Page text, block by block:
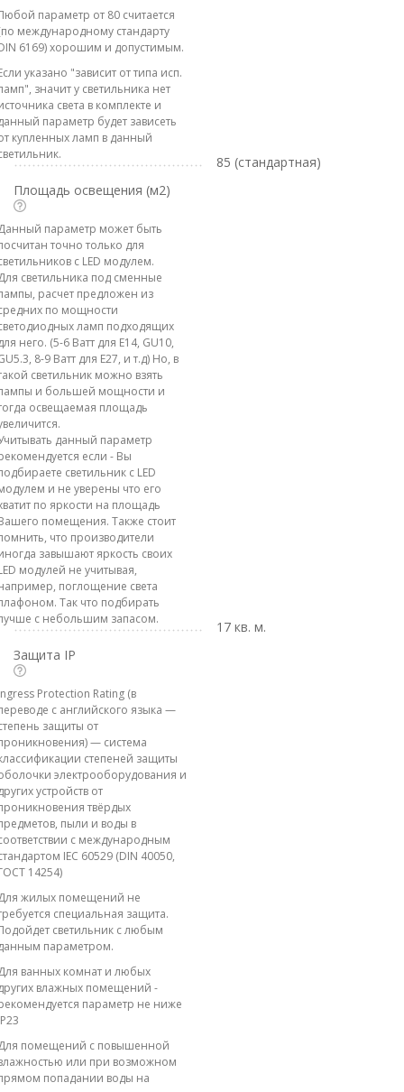
параметр от 80 считается
международному стандарту
6169) хорошим и допустимым.
указано "зависит от типа исп.
значит у светильника нет
света в комплекте и
параметр будет зависеть
купленных ламп в данный
85 (стандартная)
Площадь освещения (м2)
параметр может быть
точно только для
с LED модулем.
светильника под сменные
расчет предложен из
по мощности
ламп подходящих
него. (5-6 Ватт для E14, GU10,
8-9 Ватт для E27, и т.д) Но, в
светильник можно взять
и большей мощности и
освещаемая площадь
данный параметр
если - Вы
светильник с LED
и не уверены что его
по яркости на площадь
помещения. Также стоит
что производители
завышают яркость своих
модулей не учитывая,
поглощение света
Так что подбирать
с небольшим запасом.
17 кв. м.
Защита IP
Protection Rating (в
с английского языка —
защиты от
— система
степеней защиты
электрооборудования и
устройств от
твёрдых
пыли и воды в
с международным
IEC 60529 (DIN 40050,
14254)
жилых помещений не
специальная защита.
светильник с любым
параметром.
ванных комнат и любых
влажных помещений -
параметр не ниже
помещений с повышенной
или при возможном
попадании воды на